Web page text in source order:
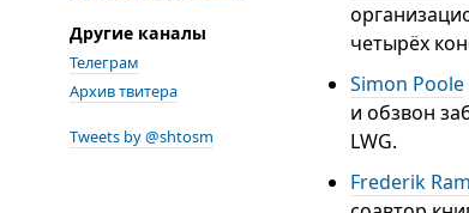
Другие каналы
Телеграм
Архив твитера
Tweets by @shtosm
четырёх
Simon Poole
и обзвон
LWG.
Frederik